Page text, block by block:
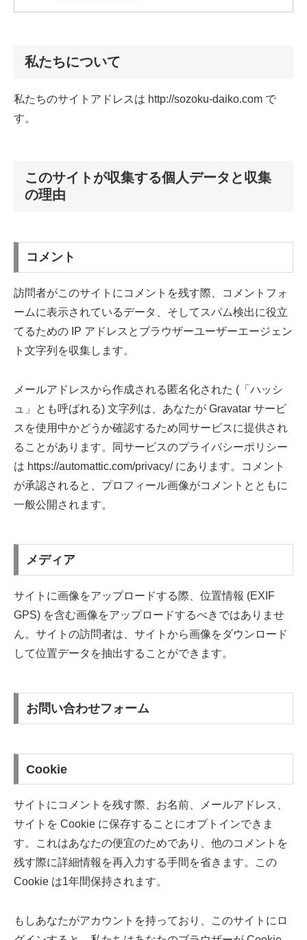
私たちについて
私たちのサイトアドレスは http://sozoku-daiko.com で
す。
このサイトが収集する個人データと収集
の理由
コメント
訪問者がこのサイトにコメントを残す際、コメントフォ
ームに表示されているデータ、そしてスパム検出に役立
てるための IP アドレスとブラウザーユーザーエージェン
ト文字列を収集します。
メールアドレスから作成される匿名化された (「ハッシ
ュ」とも呼ばれる) 文字列は、あなたが Gravatar サービ
スを使用中かどうか確認するため同サービスに提供され
ることがあります。同サービスのプライバシーポリシー
は https://automattic.com/privacy/ にあります。コメント
が承認されると、プロフィール画像がコメントとともに
一般公開されます。
メディア
サイトに画像をアップロードする際、位置情報 (EXIF
GPS) を含む画像をアップロードするべきではありませ
ん。サイトの訪問者は、サイトから画像をダウンロード
して位置データを抽出することができます。
お問い合わせフォーム
Cookie
サイトにコメントを残す際、お名前、メールアドレス、
サイトを Cookie に保存することにオプトインできま
す。これはあなたの便宜のためであり、他のコメントを
残す際に詳細情報を再入力する手間を省きます。この
Cookie は1年間保持されます。
もしあなたがアカウントを持っており、このサイトにロ